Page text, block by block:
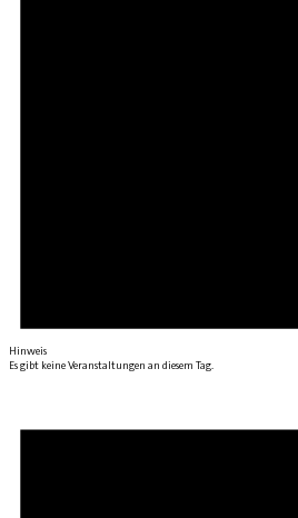
Hinweis
Es gibt keine Veranstaltungen an diesem Tag.